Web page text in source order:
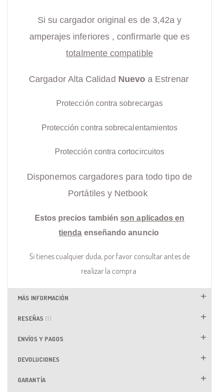
Si su cargador original es de 3,42a y
amperajes inferiores , confirmarle que es
totalmente compatible
Cargador Alta Calidad Nuevo a Estrenar
Protección contra sobrecargas
Protección contra sobrecalentamientos
Protección contra cortocircuitos
Disponemos cargadores para todo tipo de
Portátiles y Netbook
Estos precios también son aplicados en
tienda enseñando anuncio
Si tienes cualquier duda, por favor consultar antes de
realizar la compra
MÁS INFORMACIÓN
RESEÑAS 1
ENVÍOS Y PAGOS
DEVOLUCIONES
GARANTÍA